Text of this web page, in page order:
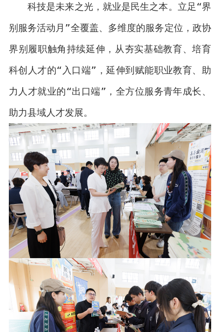
科技是未来之光，就业是民生之本。立足“界
别服务活动月”全覆盖、多维度的服务定位，政协
界别履职触角持续延伸，从夯实基础教育、培育
科创人才的“入口端”，延伸到赋能职业教育、助
力人才就业的“出口端”，全方位服务青年成长、
助力县域人才发展。